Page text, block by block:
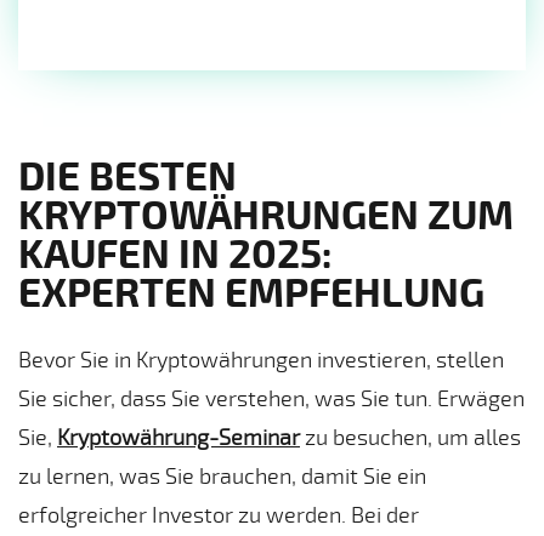
DIE BESTEN
KRYPTOWÄHRUNGEN ZUM
KAUFEN IN 2025:
EXPERTEN EMPFEHLUNG
Bevor Sie in Kryptowährungen investieren, stellen
Sie sicher, dass Sie verstehen, was Sie tun. Erwägen
Sie, Kryptowährung-Seminarzu besuchen, um alles
zu lernen, was Sie brauchen, damit Sie ein
erfolgreicher Investor zu werden. Bei der